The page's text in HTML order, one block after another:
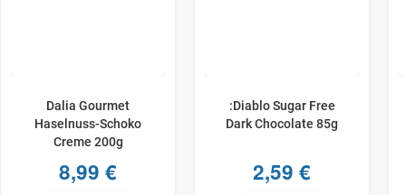
Dalia Gourmet
Haselnuss-​Schoko
Creme 200g
8,99 €
:Diablo Sugar Free
Dark Chocolate 85g
2,59 €